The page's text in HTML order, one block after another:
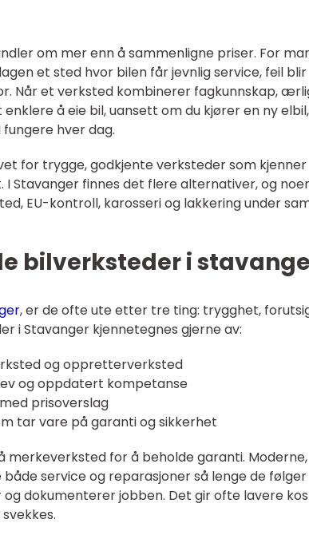
om mer enn å sammenligne priser. For
et sted hvor bilen får jevnlig service, feil blir
Når et verksted kombinerer fagkunnskap,
å eie bil, uansett om du kjører en ny
hver dag.
for trygge, godkjente verksteder som kjenner
I Stavanger finnes det flere alternativer, og
EU-kontroll, karosseri og lakkering under
bilverksteder i
, er de ofte ute etter tre ting: trygghet,
i Stavanger kjennetegnes gjerne av:
og oppretterverksted
og oppdatert kompetanse
prisoverslag
tar vare på garanti og sikkerhet
for å beholde garanti. Moderne,
service og reparasjoner så lenge de følger
dokumenterer jobben. Det gir ofte lavere